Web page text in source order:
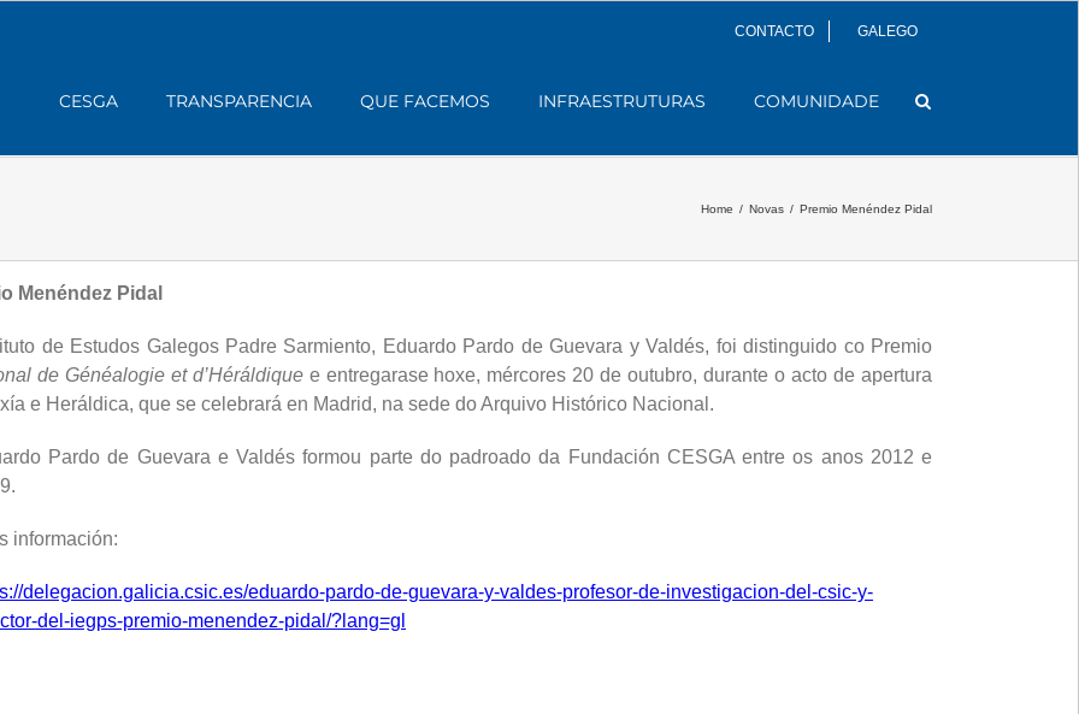
CONTACTO GALEGO
CESGA TRANSPARENCIA QUE FACEMOS INFRAESTRUTURAS COMUNIDADE
Home / Novas / Premio Menéndez Pidal
Menéndez Pidal
de Estudos Galegos Padre Sarmiento, Eduardo Pardo de Guevara y Valdés, foi distinguido co Premio
de Généalogie et d’Héráldiquee entregarase hoxe, mércores 20 de outubro, durante o acto de apertura
e Heráldica, que se celebrará en Madrid, na sede do Arquivo Histórico Nacional.
Pardo de Guevara e Valdés formou parte do padroado da Fundación CESGA entre os anos 2012 e
información:
delegacion.galicia.csic.es/eduardo-pardo-de-guevara-y-valdes-profesor-de-investigacion-del-csic-y-
del-iegps-premio-menendez-pidal/?lang=gl